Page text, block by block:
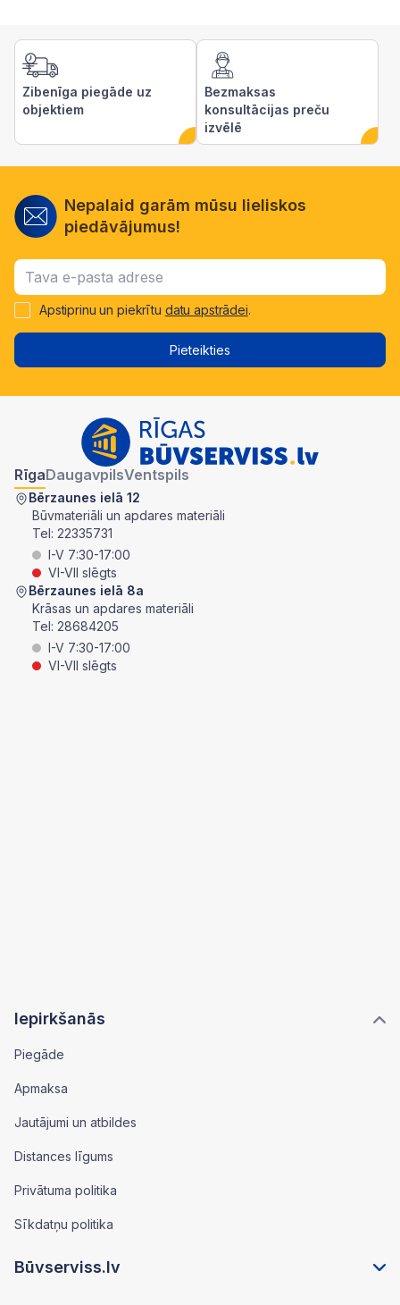
Zibenīga piegāde uz
objektiem
Bezmaksas
konsultācijas preču
izvēlē
Nepalaid garām mūsu lieliskos
piedāvājumus!
Apstiprinu un piekrītu datu apstrādei.
Pieteikties
Iepirkšanās
Piegāde
Apmaksa
Jautājumi un atbildes
Distances līgums
Privātuma politika
Sīkdatņu politika
Būvserviss.lv
RīgaDaugavpilsVentspils
Bērzaunes ielā 12
Būvmateriāli un apdares materiāli
Tel: 22335731
I-V 7:30-17:00
VI-VII slēgts
Bērzaunes ielā 8a
Krāsas un apdares materiāli
Tel: 28684205
I-V 7:30-17:00
VI-VII slēgts